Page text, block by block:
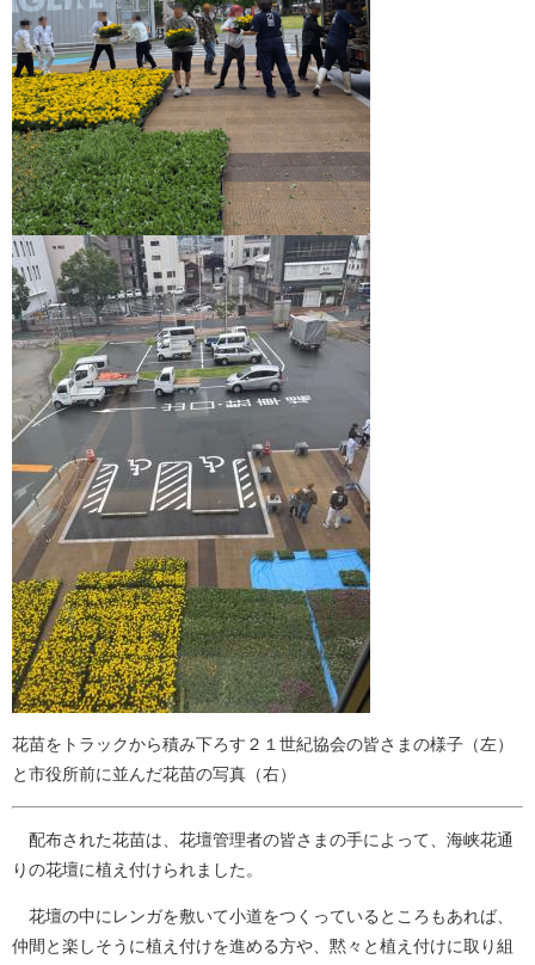
花苗をトラックから積み下ろす２１世紀協会の皆さまの様子（左）
と市役所前に並んだ花苗の写真（右）
配布された花苗は、花壇管理者の皆さまの手によって、海峡花通
りの花壇に植え付けられました。
花壇の中にレンガを敷いて小道をつくっているところもあれば、
仲間と楽しそうに植え付けを進める方や、黙々と植え付けに取り組